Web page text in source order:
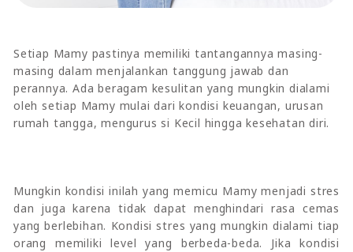
Setiap Mamy pastinya memiliki tantangannya masing-
masing dalam menjalankan tanggung jawab dan
perannya. Ada beragam kesulitan yang mungkin dialami
oleh setiap Mamy mulai dari kondisi keuangan, urusan
rumah tangga, mengurus si Kecil hingga kesehatan diri.
Mungkin kondisi inilah yang memicu Mamy menjadi stres
dan juga karena tidak dapat menghindari rasa cemas
yang berlebihan. Kondisi stres yang mungkin dialami tiap
orang memiliki level yang berbeda-beda. Jika kondisi